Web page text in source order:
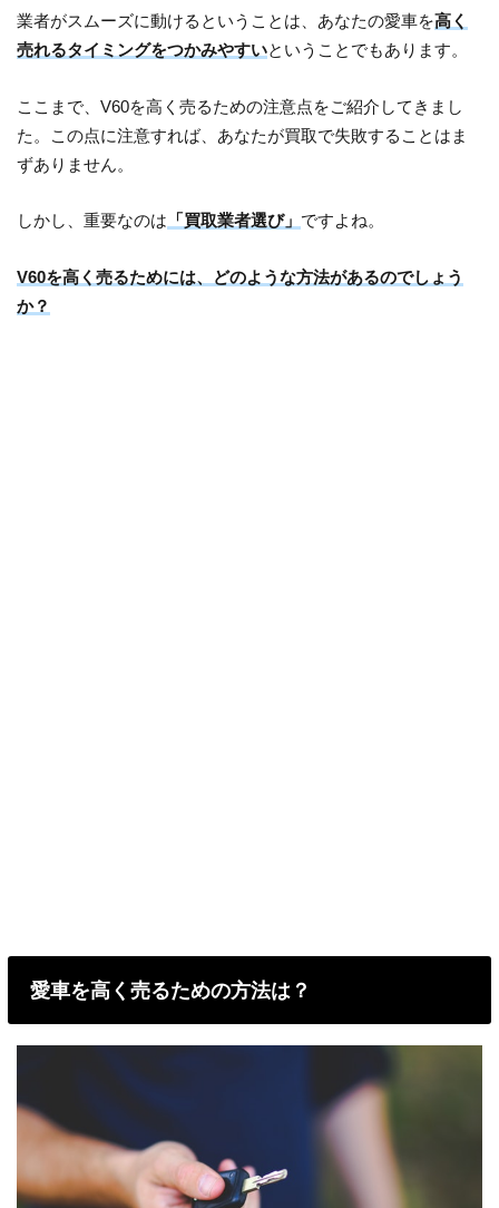
業者がスムーズに動けるということは、あなたの愛車を高く
売れるタイミングをつかみやすいということでもあります。
ここまで、V60を高く売るための注意点をご紹介してきまし
た。この点に注意すれば、あなたが買取で失敗することはま
ずありません。
しかし、重要なのは 「買取業者選び」 ですよね。
V60を高く売るためには、どのような方法があるのでしょう
か？
愛車を高く売るための方法は？